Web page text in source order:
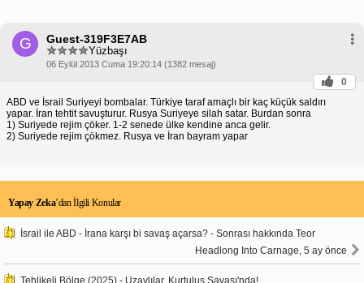
G Guest-319F3E7AB
Yüzbaşı
06 Eylül 2013 Cuma 19:20:14 (1382 mesaj)
0
ABD ve İsrail Suriyeyi bombalar. Türkiye taraf amaçlı bir kaç küçük saldırı
yapar. İran tehtit savuşturur. Rusya Suriyeye silah satar. Burdan sonra
1) Suriyede rejim çöker. 1-2 senede ülke kendine anca gelir.
2) Suriyede rejim çökmez. Rusya ve İran bayram yapar
Yapay Zeka’dan İlgili Konular
İsrail ile ABD - İrana karşı bi savaş açarsa? - Sonrası hakkında Teor
Headlong Into Carnage, 5 ay önce
Tehlikeli Bölge (2025) - Uzaylılar, Kurtuluş Savaşı'nda!